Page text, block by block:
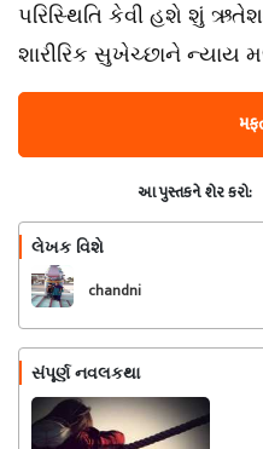
પરિસ્થિતિ કેવી હશે શું
શારીરિક સુખેચ્છાને ન્યાય
આ પુસ્તકને શેર કરો:
લેખક વિશે
chandni
સંપૂર્ણ નવલકથા